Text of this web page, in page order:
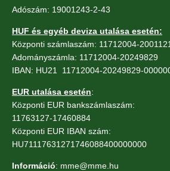
Adószám: 19001243-2-43
HUF és egyéb deviza utalása esetén:
Központi számlaszám: 11712004-
Adományszámla: 11712004-20249829
IBAN: HU21 11712004-20249829-
EUR utalása esetén:
Központi EUR bankszámlaszám:
11763127-17460884
Központi EUR IBAN szám:
HU71117631271746088400000000
Információ: mme@mme.hu